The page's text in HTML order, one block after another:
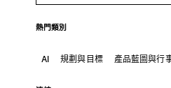
熱門類別
AI 規劃與目標 產品藍圖與行